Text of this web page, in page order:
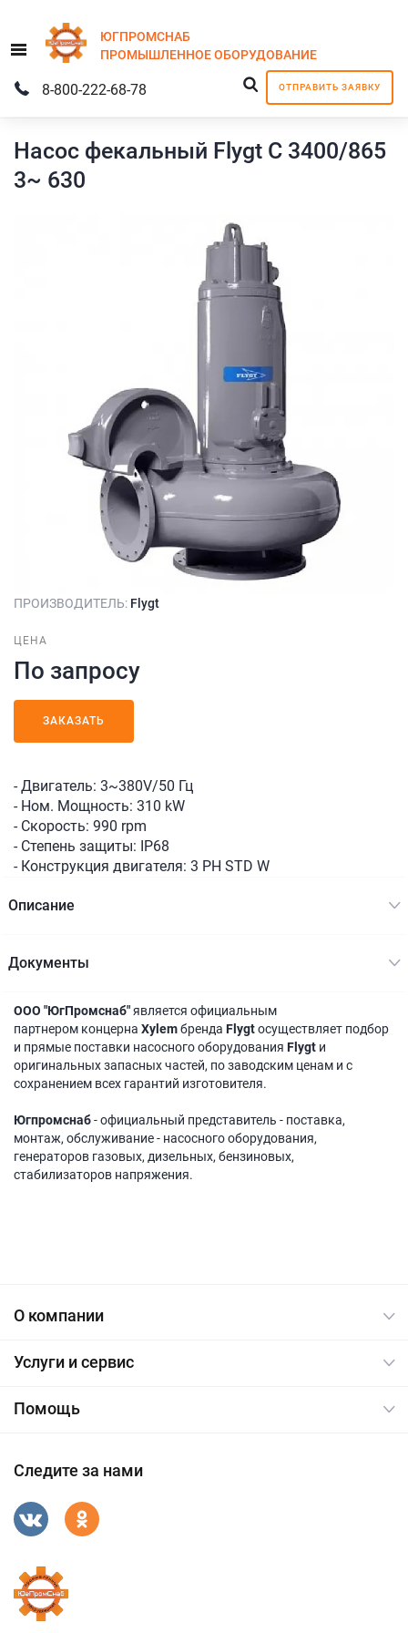
Menu
ЮГПРОМСНАБ
ПРОМЫШЛЕННОЕОБОРУДОВАНИЕ
ОТПРАВИТЬ ЗАЯВКУ
8-800-222-68-78
Насос фекальный Flygt C 3400/865
3~ 630
ПРОИЗВОДИТЕЛЬ: Flygt
ЦЕНА
По запросу
ЗАКАЗАТЬ
- Двигатель: 3~380V/50 Гц
- Ном. Мощность: 310 kW
- Скорость: 990 rpm
- Степень защиты: IP68
- Конструкция двигателя: 3 PH STD W
Описание
Документы
ООО "ЮгПромснаб"является официальным
партнером концерна Xylemбренда Flygtосуществляет подбор
и прямые поставки насосного оборудования Flygt и
оригинальных запасных частей, по заводским ценам и с
сохранением всех гарантий изготовителя.
Югпромснаб- официальный представитель - поставка,
монтаж, обслуживание - насосного оборудования,
генераторов газовых, дизельных, бензиновых,
стабилизаторов напряжения.
О компании
Услуги и сервис
Помощь
Следите за нами